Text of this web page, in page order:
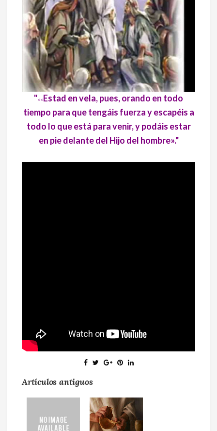
"<<Estad en vela, pues, orando en todo
tiempo para que tengáis fuerza y escapéis a
todo lo que está para venir, y podáis estar
en pie delante del Hijo del hombre»."
Artículos antiguos